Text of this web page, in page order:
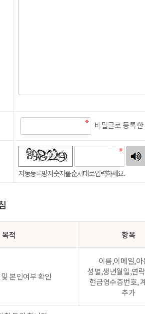
비밀글로 등록
자동등록방지
자동등록방지 숫자를 순서대로 입력하세요.
목적 항목
본인여부 확인
이름,이메일,아
성별,생년월일,연
현금영수증번호,
추가